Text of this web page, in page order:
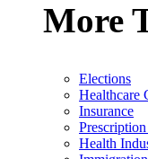
More
Elections
Healthcare
Insurance
Health